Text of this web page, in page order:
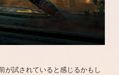
が試されていると感じるかもし